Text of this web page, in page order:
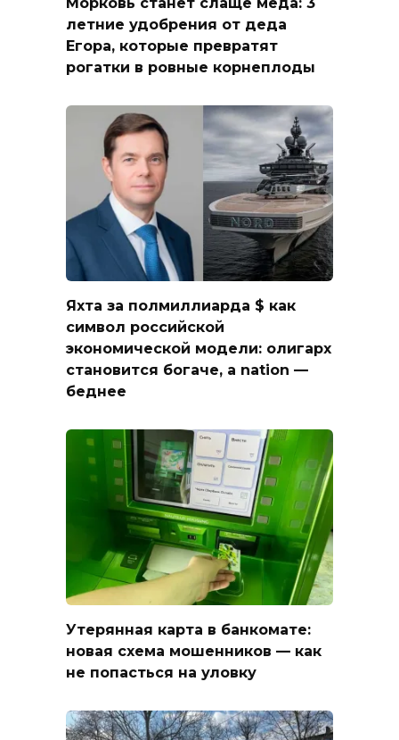
летние удобрения от деда
Егора, которые превратят
рогатки в ровные корнеплоды
Яхта за полмиллиарда $ как
символ российской
экономической модели: олигарх
становится богаче, а nation —
беднее
Утерянная карта в банкомате:
новая схема мошенников — как
не попасться на уловку